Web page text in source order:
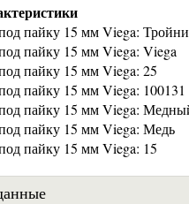
пайку 15 мм Viega:
пайку 15 мм Viega: Viega
пайку 15 мм Viega: 25
пайку 15 мм Viega: 100131
пайку 15 мм Viega:
пайку 15 мм Viega: Медь
пайку 15 мм Viega: 15